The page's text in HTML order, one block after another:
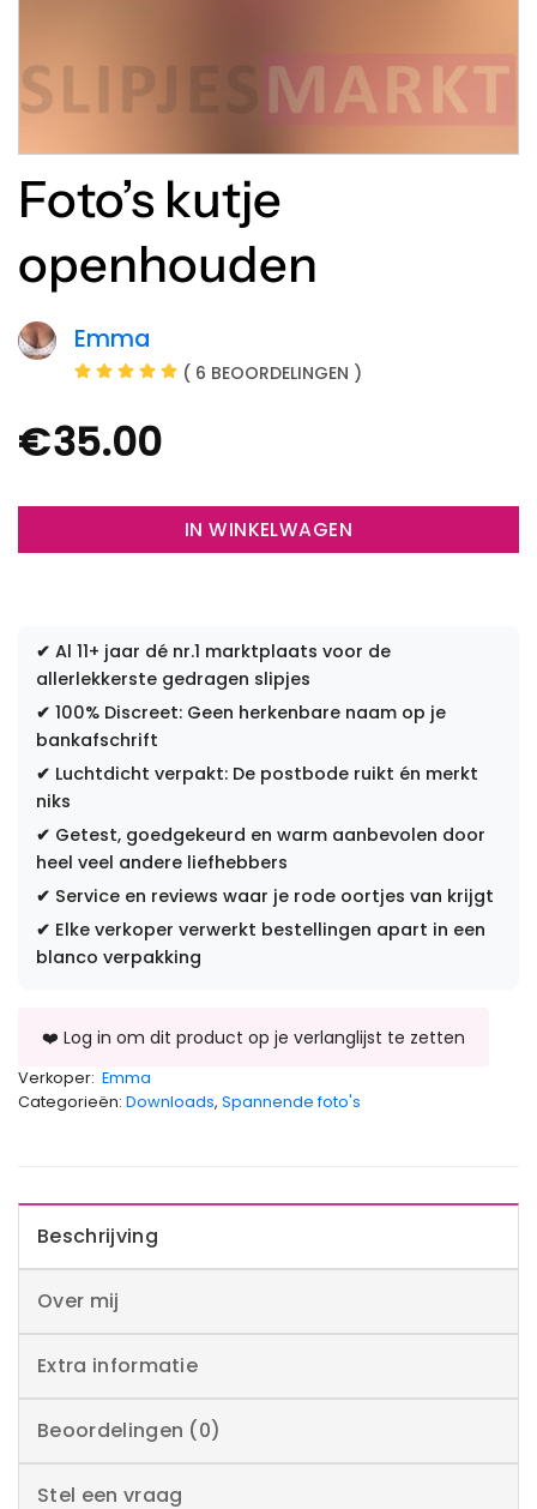
Foto’s kutje
openhouden
Emma
( 6 BEOORDELINGEN )
€35.00
IN WINKELWAGEN
✔ Al 11+ jaar dé nr.1 marktplaats voor de
allerlekkerste gedragen slipjes
✔ 100% Discreet: Geen herkenbare naam op je
bankafschrift
✔ Luchtdicht verpakt: De postbode ruikt én merkt
niks
✔ Getest, goedgekeurd en warm aanbevolen door
heel veel andere liefhebbers
✔ Service en reviews waar je rode oortjes van krijgt
✔ Elke verkoper verwerkt bestellingen apart in een
blanco verpakking
Verkoper: Emma
Categorieën: Downloads, Spannende foto's
Beschrijving
Over mij
Extra informatie
Beoordelingen (0)
Stel een vraag